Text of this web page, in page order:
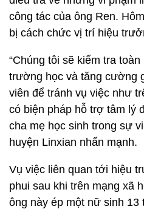
công tác của ông Ren.
bị cách chức vị trí hiệu
“Chúng tôi sẽ kiểm tra
trường học và tăng cường
viên để tránh vụ việc như
có biện pháp hỗ trợ tâm lý
cha mẹ học sinh trong sự
huyện Linxian nhấn mạnh.
Vụ việc liên quan tới hiệu
phui sau khi trên mạng xã
ông này ép một nữ sinh